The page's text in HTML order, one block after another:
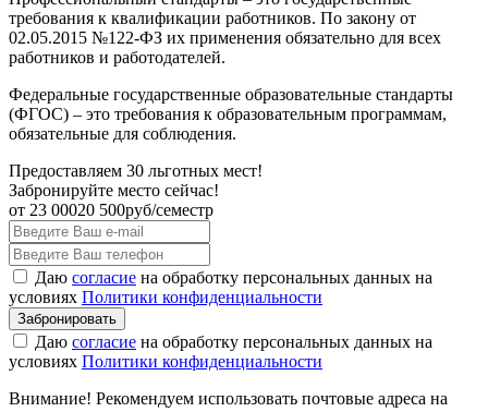
требования к квалификации работников. По закону от
02.05.2015 №122-ФЗ их применения обязательно для всех
работников и работодателей.
Федеральные государственные образовательные стандарты
(ФГОС) – это требования к образовательным программам,
обязательные для соблюдения.
Предоставляем 30 льготных мест!
Забронируйте место сейчас!
от 23 00020 500руб/семестр
Даю согласие на обработку персональных данных на
условиях Политики конфиденциальности
Даю согласие на обработку персональных данных на
условиях Политики конфиденциальности
Внимание! Рекомендуем использовать почтовые адреса на